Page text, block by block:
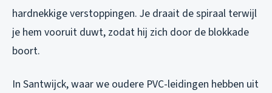
hardnekkige verstoppingen. Je draait de spiraal terwijl
je hem vooruit duwt, zodat hij zich door de blokkade
boort.
In Santwijck, waar we oudere PVC-leidingen hebben uit